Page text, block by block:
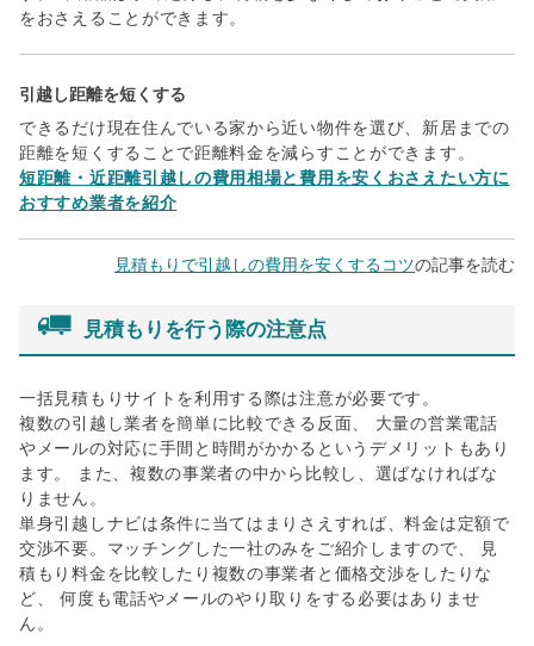
をおさえることができます。
引越し距離を短くする
できるだけ現在住んでいる家から近い物件を選び、新居までの
距離を短くすることで距離料金を減らすことができます。
短距離・近距離引越しの費用相場と費用を安くおさえたい方に
おすすめ業者を紹介
見積もりで引越しの費用を安くするコツの記事を読む
見積もりを行う際の注意点
一括見積もりサイトを利用する際は注意が必要です。
複数の引越し業者を簡単に比較できる反面、 大量の営業電話
やメールの対応に手間と時間がかかるというデメリットもあり
ます。 また、複数の事業者の中から比較し、選ばなければな
りません。
単身引越しナビは条件に当てはまりさえすれば、料金は定額で
交渉不要。マッチングした一社のみをご紹介しますので、 見
積もり料金を比較したり複数の事業者と価格交渉をしたりな
ど、 何度も電話やメールのやり取りをする必要はありませ
ん。